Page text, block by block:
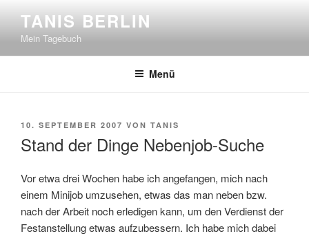
springen
TANIS BERLIN
Mein Tagebuch
Menü
VERÖFFENTLICHT
10. SEPTEMBER 2007 VON TANIS
Stand der Dinge Nebenjob-Suche
Vor etwa drei Wochen habe ich angefangen, mich nach
einem Minijob umzusehen, etwas das man neben bzw.
nach der Arbeit noch erledigen kann, um den Verdienst der
Festanstellung etwas aufzubessern. Ich habe mich dabei